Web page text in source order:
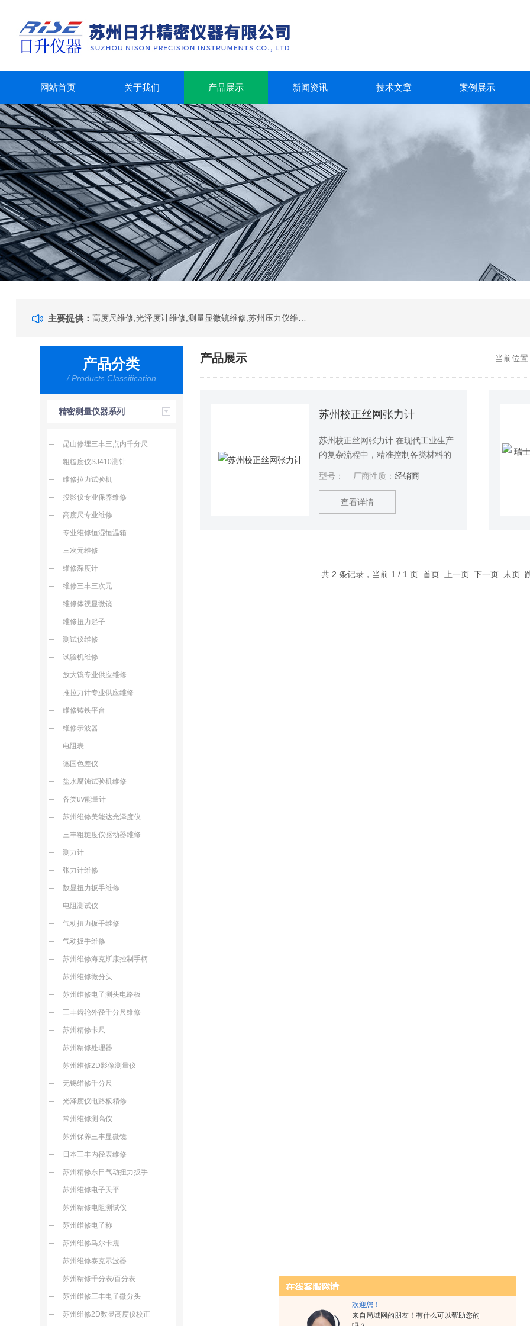
欢迎您！
来自局域网的朋友！有什么可以帮助您的
网站首页 关于我们 产品展示 新闻资讯 技术文章 案例展示
主要提供：
产品分类
/ Products Classification
精密测量仪器系列
昆山修埋三丰三点内千分尺
粗糙度仪SJ410测针
维修拉力试验机
投影仪专业保养维修
高度尺专业维修
专业维修恒湿恒温箱
三次元维修
维修深度计
维修三丰三次元
维修体视显微镜
维修扭力起子
测试仪维修
试验机维修
放大镜专业供应维修
推拉力计专业供应维修
维修铸铁平台
维修示波器
电阻表
德国色差仪
盐水腐蚀试验机维修
各类uv能量计
苏州维修美能达光泽度仪
三丰粗糙度仪驱动器维修
测力计
张力计维修
数显扭力扳手维修
电阻测试仪
气动扭力扳手维修
气动扳手维修
苏州维修海克斯康控制手柄
苏州维修微分头
苏州维修电子测头电路板
三丰齿轮外径千分尺维修
苏州精修卡尺
苏州精修处理器
苏州维修2D影像测量仪
无锡维修千分尺
光泽度仪电路板精修
常州维修测高仪
苏州保养三丰显微镜
日本三丰内径表维修
苏州精修东日气动扭力扳手
苏州维修电子天平
苏州精修电阻测试仪
苏州维修电子称
苏州维修马尔卡规
苏州维修泰克示波器
苏州精修千分表/百分表
苏州维修三丰电子微分头
苏州维修2D数显高度仪校正
产品展示 当前位置
苏州校正丝网张力计
苏州校正丝网张力计 在现代工业生产
的复杂流程中，精准控制各类材料的
键因素。张力计作为一种专门测量线
材、带材等材料在静态或动态下松紧
程度的仪器，在工业领域中发挥着重
型号： 厂商性质： 经销商
查看详情
共 2 条记录，当前 1 / 1 页 首页 上一页 下一页 末页